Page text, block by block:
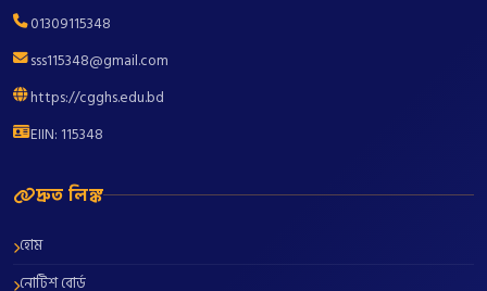
01309115348
sss115348@gmail.com
https://cgghs.edu.bd
EIIN: 115348
দ্রুত লিঙ্ক
হোম
নোটিশ বোর্ড